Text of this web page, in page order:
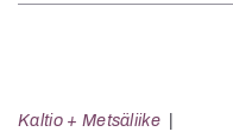
Kaltio + Metsäliike